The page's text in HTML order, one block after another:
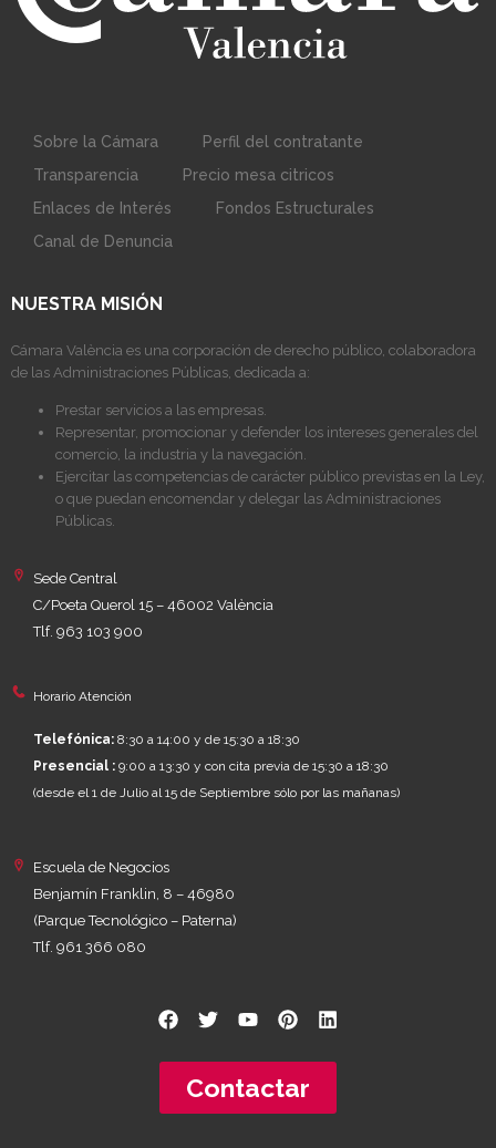
Sobre la Cámara
Perfil del contratante
Transparencia
Precio mesa citricos
Enlaces de Interés
Fondos Estructurales
Canal de Denuncia
NUESTRA MISIÓN
Cámara València es una corporación de derecho público, colaboradora
de las Administraciones Públicas, dedicada a:
Prestar servicios a las empresas.
Representar, promocionar y defender los intereses generales del
comercio, la industria y la navegación.
Ejercitar las competencias de carácter público previstas en la Ley,
o que puedan encomendar y delegar las Administraciones
Públicas.
Sede Central
C/Poeta Querol 15 – 46002 València
Tlf. 963 103 900
Horario Atención
Telefónica: 8:30 a 14:00 y de 15:30 a 18:30
Presencial : 9:00 a 13:30 y con cita previa de 15:30 a 18:30
(desde el 1 de Julio al 15 de Septiembre sólo por las mañanas)
Escuela de Negocios
Benjamín Franklin, 8 – 46980
(Parque Tecnológico – Paterna)
Tlf. 961 366 080
Contactar